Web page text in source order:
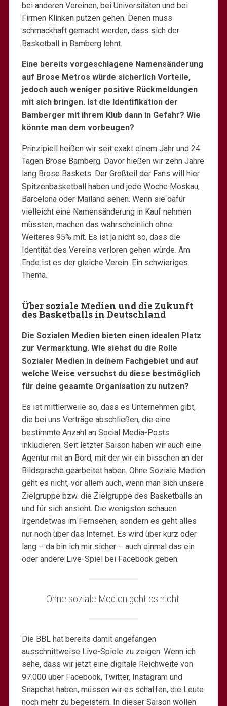
bei anderen Vereinen, bei Universitäten und bei
Firmen Klinken putzen gehen. Denen muss
schmackhaft gemacht werden, dass sich der
Basketball in Bamberg lohnt.
Eine bereits vorgeschlagene Namensänderung
auf Brose Metros würde sicherlich Vorteile,
jedoch auch weniger positive Rückmeldungen
mit sich bringen. Ist die Identifikation der
Bamberger mit ihrem Klub dann in Gefahr? Wie
könnte man dem vorbeugen?
Prinzipiell heißen wir seit exakt einem Jahr und 24
Tagen Brose Bamberg. Davor hießen wir zehn Jahre
lang Brose Baskets. Der Großteil der Fans will hier
Spitzenbasketball haben und jede Woche Moskau,
Barcelona oder Mailand sehen. Wenn sie dafür
vielleicht eine Namensänderung in Kauf nehmen
müssten, machen das wahrscheinlich ohne
Weiteres 95% mit. Es ist ja nicht so, dass die
Identität des Vereins verloren gehen würde. Am
Ende ist es der gleiche Verein. Ein schwieriges
Thema.
Über soziale Medien und die Zukunft
des Basketballs in Deutschland
Die Sozialen Medien bieten einen idealen Platz
zur Vermarktung. Wie siehst du die Rolle
Sozialer Medien in deinem Fachgebiet und auf
welche Weise versuchst du diese bestmöglich
für deine gesamte Organisation zu nutzen?
Es ist mittlerweile so, dass es Unternehmen gibt,
die bei uns Verträge abschließen, die eine
bestimmte Anzahl an Social Media-Posts
inkludieren. Seit letzter Saison haben wir auch eine
Agentur mit an Bord, mit der wir ein bisschen an der
Bildsprache gearbeitet haben. Ohne Soziale Medien
geht es nicht, vor allem auch, wenn man sich unsere
Zielgruppe bzw. die Zielgruppe des Basketballs an
und für sich ansieht. Die wenigsten schauen
irgendetwas im Fernsehen, sondern es geht alles
nur noch über das Internet. Es wird über kurz oder
lang – da bin ich mir sicher – auch einmal das ein
oder andere Live-Spiel bei Facebook geben.
Ohne soziale Medien geht es nicht.
Die BBL hat bereits damit angefangen
ausschnittweise Live-Spiele zu zeigen. Wenn ich
sehe, dass wir jetzt eine digitale Reichweite von
97.000 über Facebook, Twitter, Instagram und
Snapchat haben, müssen wir es schaffen, die Leute
noch mehr zu begeistern. In dieser Saison wollen